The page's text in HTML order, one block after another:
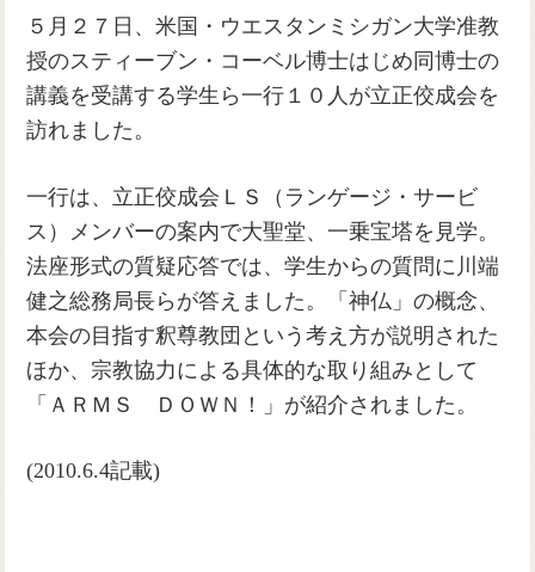
５月２７日、米国・ウエスタンミシガン大学准教
授のスティーブン・コーベル博士はじめ同博士の
講義を受講する学生ら一行１０人が立正佼成会を
訪れました。
一行は、立正佼成会ＬＳ（ランゲージ・サービ
ス）メンバーの案内で大聖堂、一乗宝塔を見学。
法座形式の質疑応答では、学生からの質問に川端
健之総務局長らが答えました。「神仏」の概念、
本会の目指す釈尊教団という考え方が説明された
ほか、宗教協力による具体的な取り組みとして
「ＡＲＭＳ ＤＯＷＮ！」が紹介されました。
(2010.6.4記載)